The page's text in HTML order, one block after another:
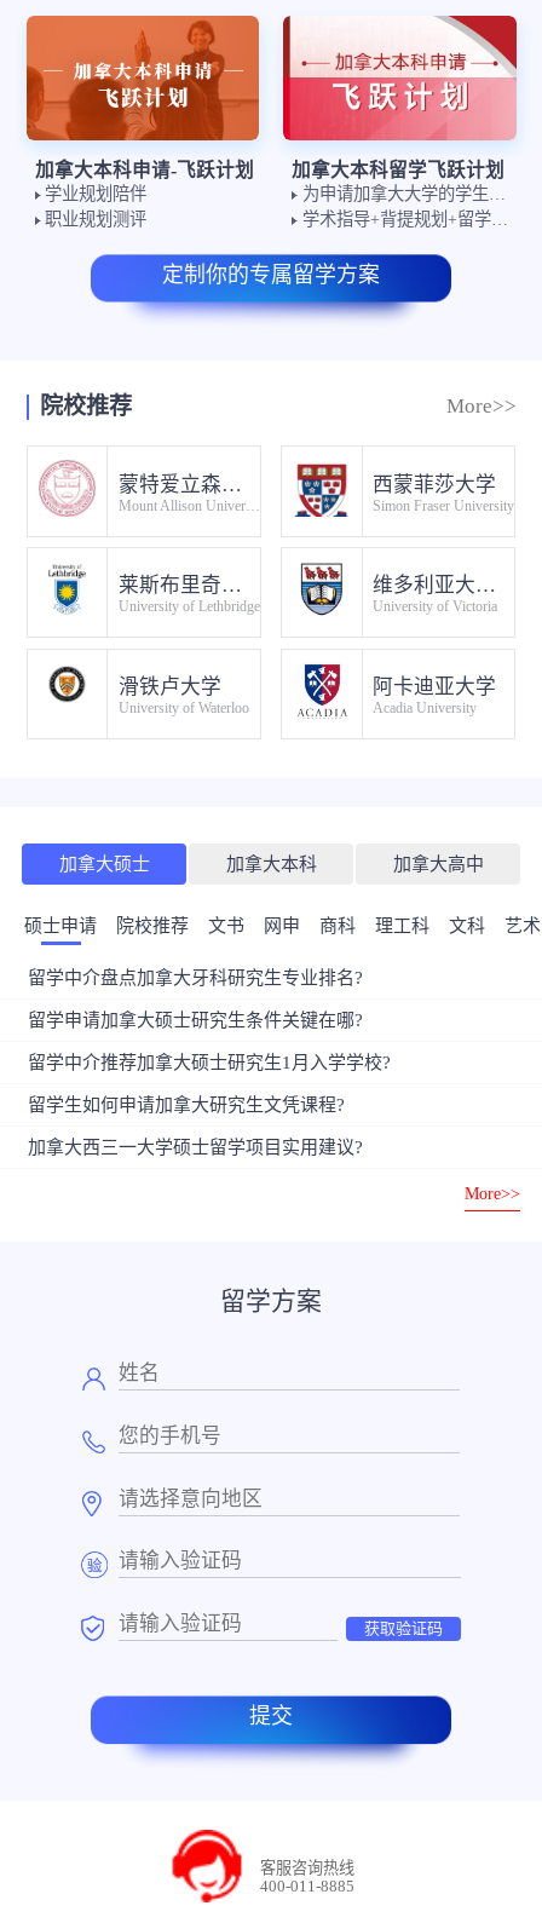
加拿大本科申请-飞跃计划
学业规划陪伴
职业规划测评
加拿大本科留学飞跃计划
为申请加拿大大学的学生提供的一站式规划产品
学术指导+背提规划+留学服务+笔试面试辅导+入学前写作培训
定制你的专属留学方案
院校推荐 More>>
蒙特爱立森大学
Mount Allison University
西蒙菲莎大学
Simon Fraser University
莱斯布里奇大学
University of Lethbridge
维多利亚大学（加拿大）
University of Victoria
滑铁卢大学
University of Waterloo
阿卡迪亚大学
Acadia University
加拿大硕士 加拿大本科 加拿大高中
硕士申请 院校推荐 文书 网申 商科 理工科 文科 艺术
留学中介盘点加拿大牙科研究生专业排名?
留学申请加拿大硕士研究生条件关键在哪?
留学中介推荐加拿大硕士研究生1月入学学校?
留学生如何申请加拿大研究生文凭课程?
加拿大西三一大学硕士留学项目实用建议?
More>>
留学方案
获取验证码
提交
客服咨询热线
400-011-8885